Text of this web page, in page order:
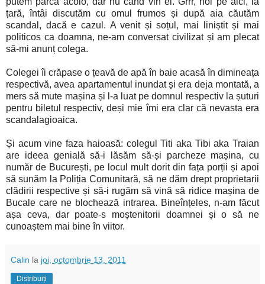
țară, întâi discutăm cu omul frumos și după aia căutăm
scandal, dacă e cazul. A venit și soțul, mai liniștit și mai
politicos ca doamna, ne-am conversat civilizat și am plecat
să-mi anunț colega.
Colegei îi crăpase o țeavă de apă în baie acasă în dimineața
respectivă, avea apartamentul inundat și era deja montată, a
mers să mute mașina și l-a luat pe domnul respectiv la șuturi
pentru biletul respectiv, deși mie îmi era clar că nevasta era
scandalagioaica.
Și acum vine faza haioasă: colegul Titi aka Tibi aka Traian
are ideea genială să-i lăsăm să-și parcheze mașina, cu
număr de București, pe locul mult dorit din fața porții și apoi
să sunăm la Poliția Comunitară, să ne dăm drept proprietarii
clădirii respective și să-i rugăm să vină să ridice mașina de
Bucale care ne blochează intrarea. Bineînțeles, n-am făcut
așa ceva, dar poate-s moștenitorii doamnei și o să ne
cunoaștem mai bine în viitor.
Calin la joi, octombrie 13, 2011
Distribuiți